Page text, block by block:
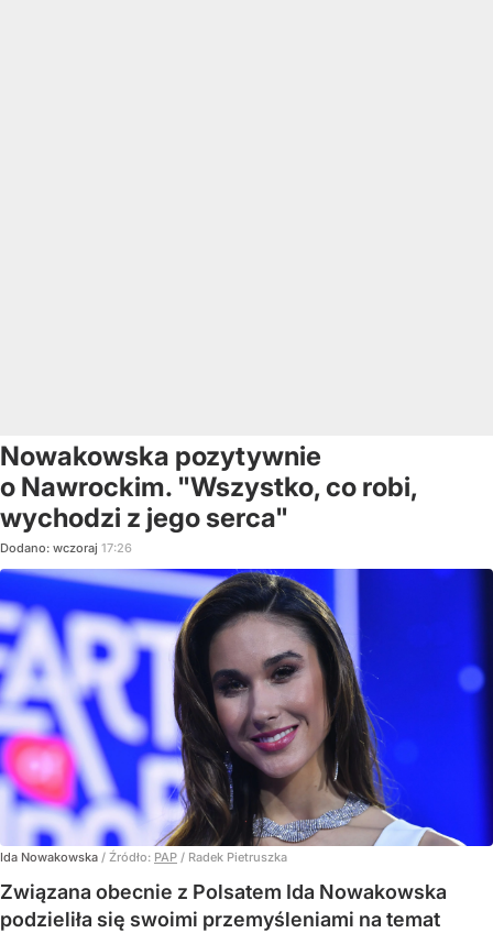
Nowakowska pozytywnie
o Nawrockim. "Wszystko, co robi,
wychodzi z jego serca"
Dodano: wczoraj 17:26
Ida Nowakowska / Źródło: PAP / Radek Pietruszka
Związana obecnie z Polsatem Ida Nowakowska
podzieliła się swoimi przemyśleniami na temat